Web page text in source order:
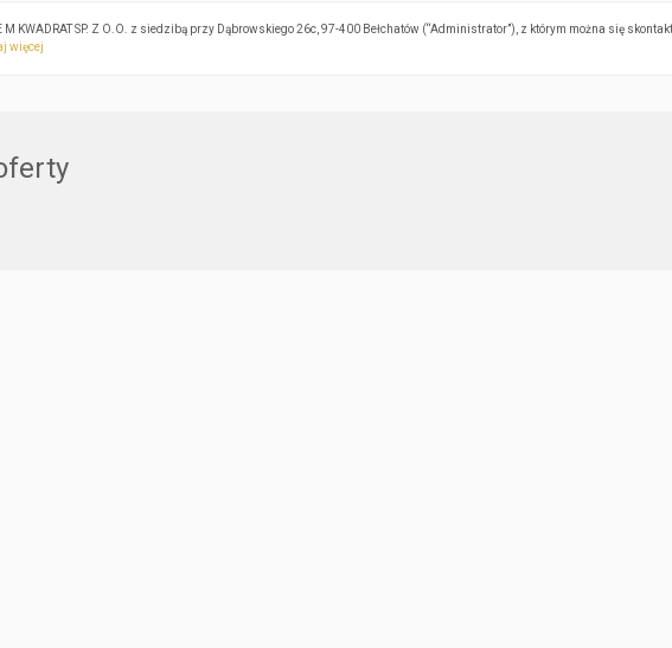
KWADRAT SP. Z O.O. z siedzibą przy Dąbrowskiego 26c, 97-400 Bełchatów (“Administrator”), z którym można się
więcej